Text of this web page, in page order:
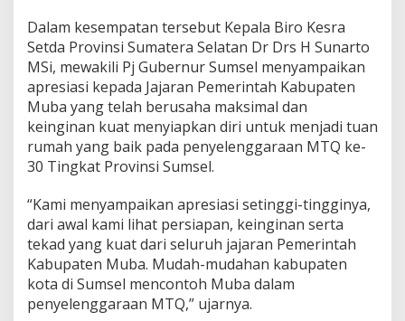
s
e
r
t
a
M
T
Q
X
T
i
n
g
k
t
Dalam kesempatan tersebut Kepala Biro Kesra
Setda Provinsi Sumatera Selatan Dr Drs H Sunarto
MSi, mewakili Pj Gubernur Sumsel menyampaikan
apresiasi kepada Jajaran Pemerintah Kabupaten
Muba yang telah berusaha maksimal dan
keinginan kuat menyiapkan diri untuk menjadi tuan
rumah yang baik pada penyelenggaraan MTQ ke-
30 Tingkat Provinsi Sumsel.
“Kami menyampaikan apresiasi setinggi-tingginya,
dari awal kami lihat persiapan, keinginan serta
tekad yang kuat dari seluruh jajaran Pemerintah
Kabupaten Muba. Mudah-mudahan kabupaten
kota di Sumsel mencontoh Muba dalam
penyelenggaraan MTQ,” ujarnya.